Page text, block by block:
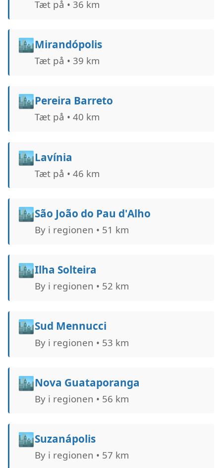
Tæt på • 36 km
🏙️Mirandópolis
Tæt på • 39 km
🏙️Pereira Barreto
Tæt på • 40 km
🏙️Lavínia
Tæt på • 46 km
🏙️São João do Pau d'Alho
By i regionen • 51 km
🏙️Ilha Solteira
By i regionen • 52 km
🏙️Sud Mennucci
By i regionen • 53 km
🏙️Nova Guataporanga
By i regionen • 56 km
🏙️Suzanápolis
By i regionen • 57 km